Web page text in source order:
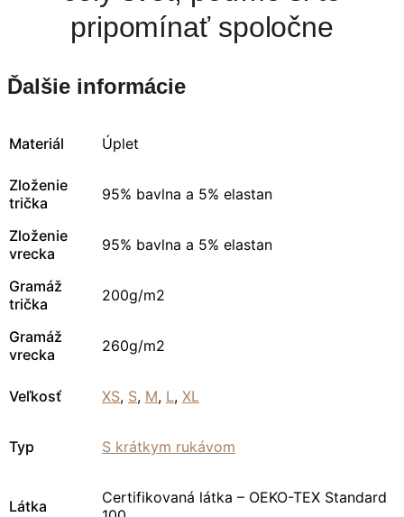
pripomínať spoločne
Ďalšie informácie
Materiál Úplet
Zloženie
trička
95% bavlna a 5% elastan
Zloženie
vrecka
95% bavlna a 5% elastan
Gramáž
trička
200g/m2
Gramáž
vrecka
260g/m2
Veľkosť XS, S, M, L, XL
Typ S krátkym rukávom
Látka
Certifikovaná látka – OEKO-TEX Standard